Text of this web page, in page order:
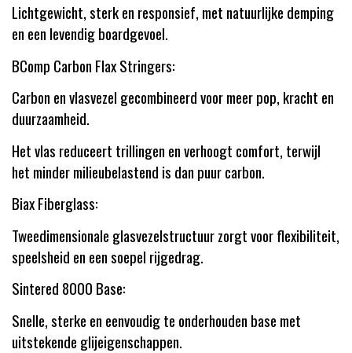
Lichtgewicht, sterk en responsief, met natuurlijke demping
en een levendig boardgevoel.
BComp Carbon Flax Stringers:
Carbon en vlasvezel gecombineerd voor meer pop, kracht en
duurzaamheid.
Het vlas reduceert trillingen en verhoogt comfort, terwijl
het minder milieubelastend is dan puur carbon.
Biax Fiberglass:
Tweedimensionale glasvezelstructuur zorgt voor flexibiliteit,
speelsheid en een soepel rijgedrag.
Sintered 8000 Base:
Snelle, sterke en eenvoudig te onderhouden base met
uitstekende glijeigenschappen.